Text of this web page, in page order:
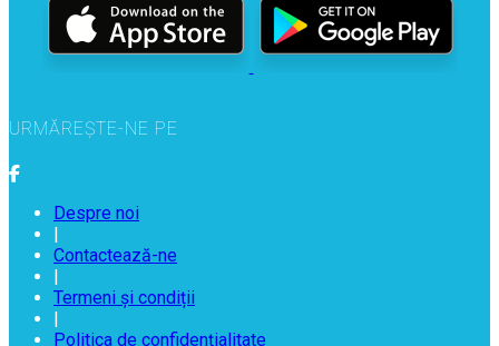
URMĂREȘTE-NE PE
Despre noi
|
Contactează-ne
|
Termeni și condiții
|
Politica de confidențialitate